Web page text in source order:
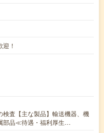
！
査【主な製品】輸送機器、機
部品≪待遇・福利厚生…